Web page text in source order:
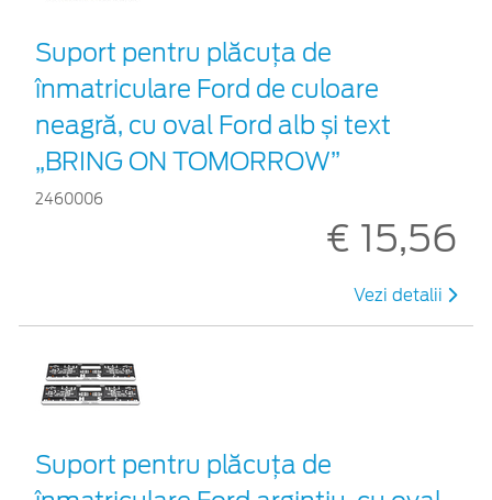
Suport pentru plăcuța de
înmatriculare Ford de culoare
neagră, cu oval Ford alb și text
„BRING ON TOMORROW”
2460006
€ 15,56
Vezi detalii
Suport pentru plăcuța de